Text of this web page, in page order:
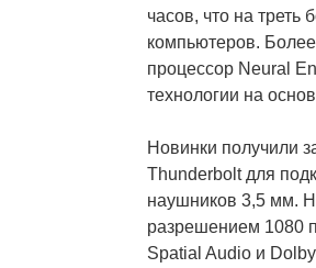
часов, что на
компьютеров.
процессор Neural
технологии на
Новинки получили
Thunderbolt для
наушников 3,5 мм.
разрешением 1080
Spatial Audio и